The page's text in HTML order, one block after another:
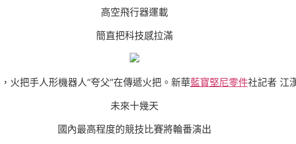
高空飛行器運載
簡直把科技感拉滿
火把手人形機器人“夸父”在傳遞火把。新華藍寶堅尼零件社記者 江
未來十幾天
國內最高程度的競技比賽將輪番演出